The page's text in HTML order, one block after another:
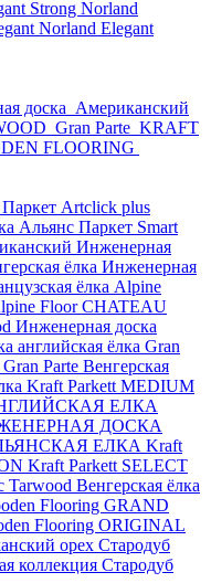
Strong Norland
Norland Elegant
доска Американский
Gran Parte KRAFT
FLOORING
Artclick plus
Альянс Паркет Smart
Инженерная
ёлка Инженерная
ёлка Alpine
Floor CHATEAU
Инженерная доска
английская ёлка Gran
Gran Parte Венгерская
Kraft Parkett MEDIUM
ЕЛКА
ДОСКА
ЕЛКА Kraft
Kraft Parkett SELECT
Tarwood Венгерская ёлка
Flooring GRAND
Flooring ORIGINAL
орех Стародуб
коллекция Стародуб